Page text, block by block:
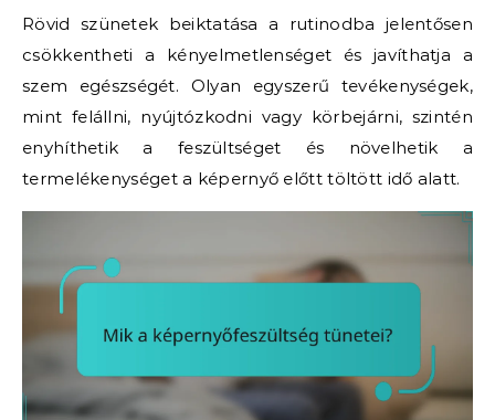
Rövid szünetek beiktatása a rutinodba jelentősen
csökkentheti a kényelmetlenséget és javíthatja a
szem egészségét. Olyan egyszerű tevékenységek,
mint felállni, nyújtózkodni vagy körbejárni, szintén
enyhíthetik a feszültséget és növelhetik a
termelékenységet a képernyő előtt töltött idő alatt.